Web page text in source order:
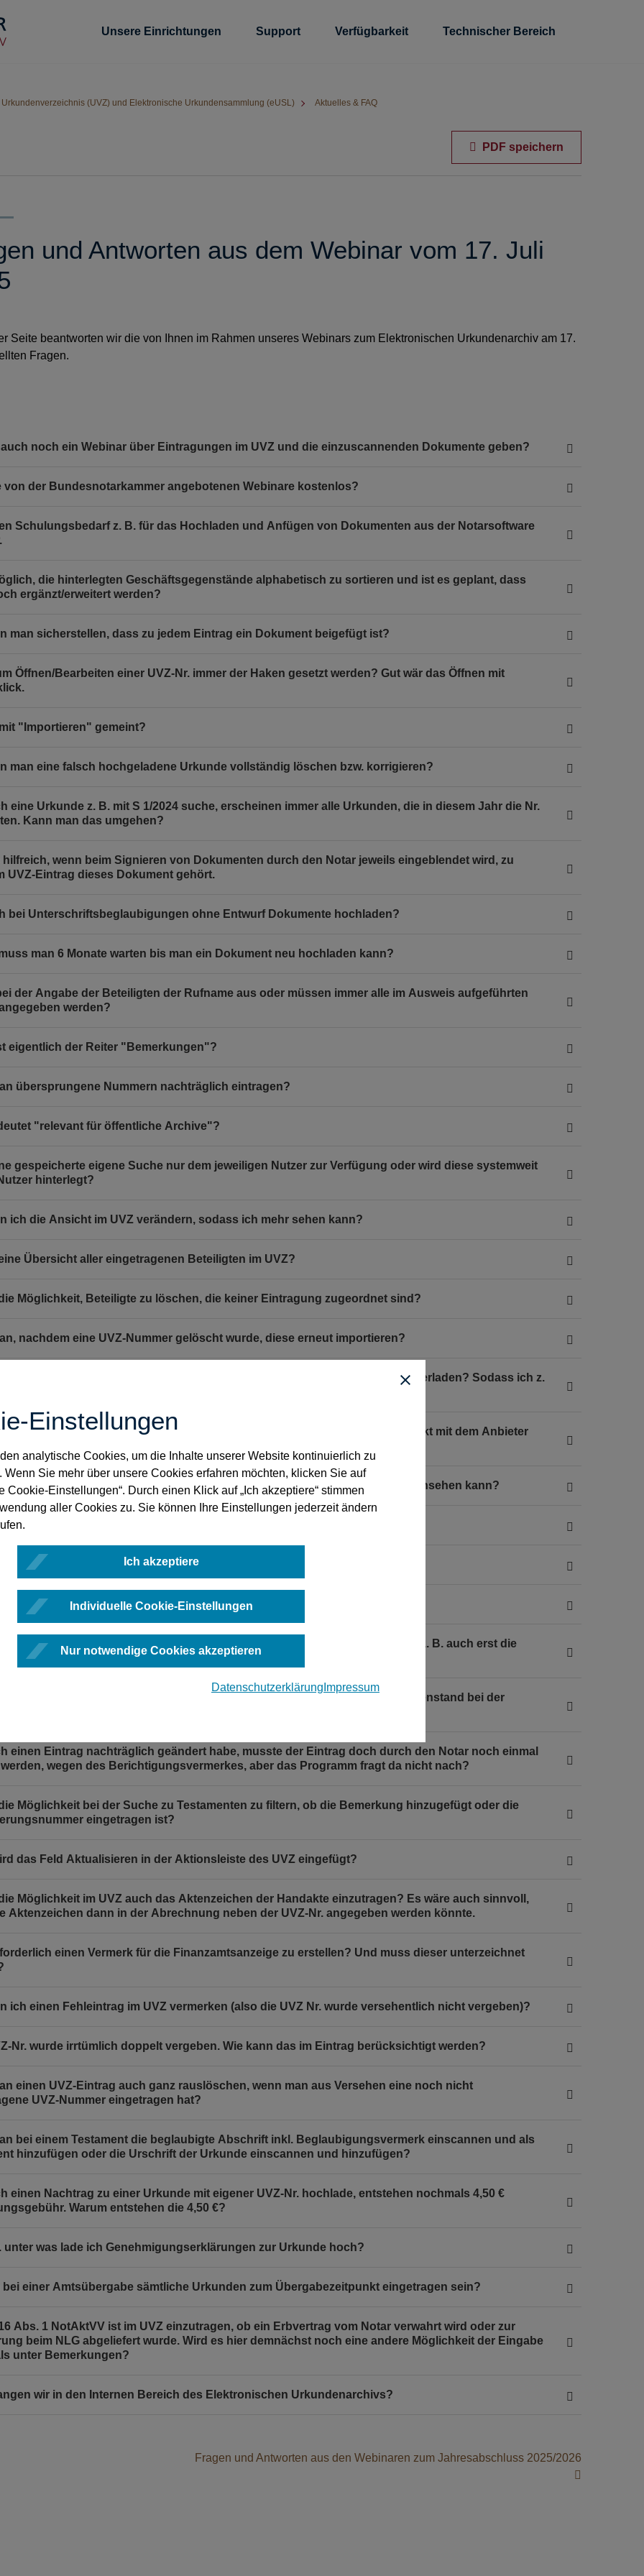
Einstellungen
analytische Cookies, um die Inhalte unserer Website kontinuierlich zu
Wenn Sie mehr über unsere Cookies erfahren möchten, klicken Sie auf
Cookie-Einstellungen“. Durch einen Klick auf „Ich akzeptiere“ stimmen
aller Cookies zu. Sie können Ihre Einstellungen jederzeit ändern
Ich akzeptiere
Individuelle Cookie-Einstellungen
Nur notwendige Cookies akzeptieren
Datenschutzerklärung Impressum
Unsere Einrichtungen Support Verfügbarkeit Technischer Bereich
Urkundenverzeichnis (UVZ) und Elektronische Urkundensammlung (eUSL)
Aktuelles & FAQ
PDF speichern
und Antworten aus dem Webinar vom 17. Juli
Seite beantworten wir die von Ihnen im Rahmen unseres Webinars zum Elektronischen Urkundenarchiv am 17.
Fragen.
noch ein Webinar über Eintragungen im UVZ und die einzuscannenden Dokumente geben?
von der Bundesnotarkammer angebotenen Webinare kostenlos?
Schulungsbedarf z. B. für das Hochladen und Anfügen von Dokumenten aus der Notarsoftware
die hinterlegten Geschäftsgegenstände alphabetisch zu sortieren und ist es geplant, dass
ergänzt/erweitert werden?
man sicherstellen, dass zu jedem Eintrag ein Dokument beigefügt ist?
Öffnen/Bearbeiten einer UVZ-Nr. immer der Haken gesetzt werden? Gut wär das Öffnen mit
"Importieren" gemeint?
man eine falsch hochgeladene Urkunde vollständig löschen bzw. korrigieren?
eine Urkunde z. B. mit S 1/2024 suche, erscheinen immer alle Urkunden, die in diesem Jahr die Nr.
Kann man das umgehen?
hilfreich, wenn beim Signieren von Dokumenten durch den Notar jeweils eingeblendet wird, zu
UVZ-Eintrag dieses Dokument gehört.
bei Unterschriftsbeglaubigungen ohne Entwurf Dokumente hochladen?
man 6 Monate warten bis man ein Dokument neu hochladen kann?
der Angabe der Beteiligten der Rufname aus oder müssen immer alle im Ausweis aufgeführten
werden?
eigentlich der Reiter "Bemerkungen"?
übersprungene Nummern nachträglich eintragen?
"relevant für öffentliche Archive"?
gespeicherte eigene Suche nur dem jeweiligen Nutzer zur Verfügung oder wird diese systemweit
hinterlegt?
ich die Ansicht im UVZ verändern, sodass ich mehr sehen kann?
Übersicht aller eingetragenen Beteiligten im UVZ?
Möglichkeit, Beteiligte zu löschen, die keiner Eintragung zugeordnet sind?
nachdem eine UVZ-Nummer gelöscht wurde, diese erneut importieren?
die UVZ-Übersicht als PDF nach Geschäftsgegenstand differenziert herunterladen? Sodass ich z.
eine Software, die keinen Export der UVZ-Daten vorsieht. Muss ich das direkt mit dem Anbieter
Einstellungsmöglichkeit, mit der man sich nur das aktuelle Urkundsjahr ansehen kann?
einen Korrekturvermerk umgehen?
die Urkunden innerhalb von 14 Tagen hochgeladen werden?
der Unterschied zwischen Eintragen & Schließen und Speichern & Schließen?
Urkunden in der Reihenfolge der UVZ-Nummern eintragen oder kann man z. B. auch erst die
4 und dann die 8 eintragen? Kann ich eine vergessene Urkunde nachtragen?
Suche berücksichtigt nicht den Inhalt des Feldes Zusatz Geschäftsgegenstand bei der
einen Eintrag nachträglich geändert habe, musste der Eintrag doch durch den Notar noch einmal
wegen des Berichtigungsvermerkes, aber das Programm fragt da nicht nach?
Möglichkeit bei der Suche zu Testamenten zu filtern, ob die Bemerkung hinzugefügt oder die
eingetragen ist?
das Feld Aktualisieren in der Aktionsleiste des UVZ eingefügt?
Möglichkeit im UVZ auch das Aktenzeichen der Handakte einzutragen? Es wäre auch sinnvoll,
Aktenzeichen dann in der Abrechnung neben der UVZ-Nr. angegeben werden könnte.
einen Vermerk für die Finanzamtsanzeige zu erstellen? Und muss dieser unterzeichnet
ich einen Fehleintrag im UVZ vermerken (also die UVZ Nr. wurde versehentlich nicht vergeben)?
Nr. wurde irrtümlich doppelt vergeben. Wie kann das im Eintrag berücksichtigt werden?
einen UVZ-Eintrag auch ganz rauslöschen, wenn man aus Versehen eine noch nicht
UVZ-Nummer eingetragen hat?
bei einem Testament die beglaubigte Abschrift inkl. Beglaubigungsvermerk einscannen und als
hinzufügen oder die Urschrift der Urkunde einscannen und hinzufügen?
einen Nachtrag zu einer Urkunde mit eigener UVZ-Nr. hochlade, entstehen nochmals 4,50 €
Warum entstehen die 4,50 €?
unter was lade ich Genehmigungserklärungen zur Urkunde hoch?
bei einer Amtsübergabe sämtliche Urkunden zum Übergabezeitpunkt eingetragen sein?
Abs. 1 NotAktVV ist im UVZ einzutragen, ob ein Erbvertrag vom Notar verwahrt wird oder zur
beim NLG abgeliefert wurde. Wird es hier demnächst noch eine andere Möglichkeit der Eingabe
unter Bemerkungen?
wir in den Internen Bereich des Elektronischen Urkundenarchivs?
Fragen und Antworten aus den Webinaren zum Jahresabschluss 2025/2026